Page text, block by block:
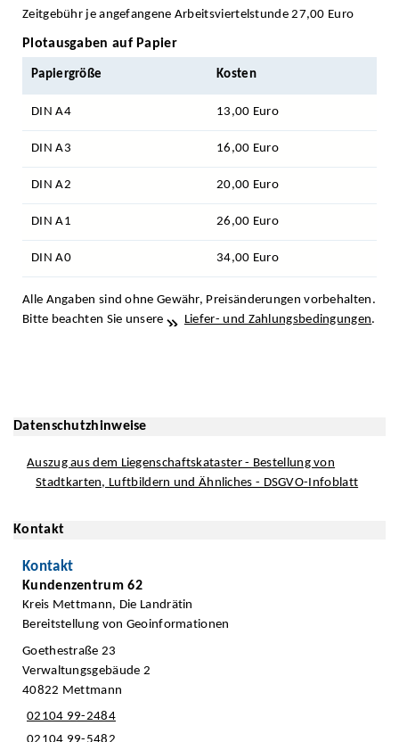
Zeitgebühr je angefangene Arbeitsviertelstunde 27,00 Euro
Plotausgaben auf Papier
Papiergröße Kosten
DIN A4 13,00 Euro
DIN A3 16,00 Euro
DIN A2 20,00 Euro
DIN A1 26,00 Euro
DIN A0 34,00 Euro
Alle Angaben sind ohne Gewähr, Preisänderungen vorbehalten.
Bitte beachten Sie unsere
Liefer- und Zahlungsbedingungen.
Datenschutzhinweise
Auszug aus dem Liegenschaftskataster - Bestellung von
Stadtkarten, Luftbildern und Ähnliches - DSGVO-Infoblatt
Kontakt
Kontakt
Kundenzentrum 62
Kreis Mettmann, Die Landrätin
Bereitstellung von Geoinformationen
Goethestraße 23
Verwaltungsgebäude 2
40822 Mettmann
02104 99-2484